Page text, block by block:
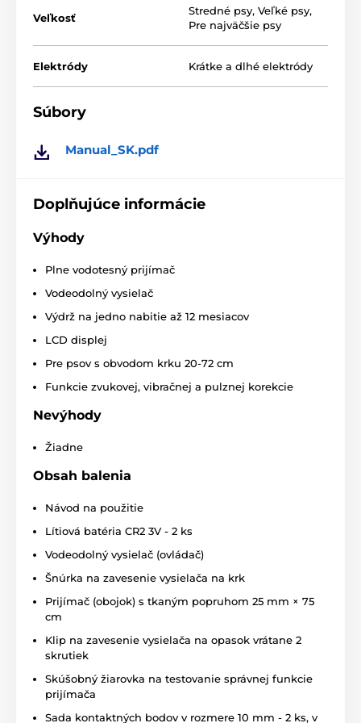
bez obáv trénovať na vzdialenosť650
. Táto vzdialenosť je dostatočná na
výcvik aj na každodenné prechádzky v lese a v teréne.
zariadenia sa vysielač a prijímač nabíjajú
S elektronickým výcvikovým obojkom D-
control Edge 650 môžete vyslať signál
psom
a privolať všetky spárované
prijímače (psy) hromadným volaním.
Displej:
D-control Edge 650 vodotesný vysielač s
signalizuje vyslanie signálu psovi.
zabraňuje náhodnému stlačeniu tlačidla vo vrecku.
diaľkovom ovládači pomocou nastaviteľného tlačidla.
Vodotesnosť:
Blato, voda, sneh? Žiadny problém!
Obojok je plnevodotesnýa neobmedzuje
Dĺžka remienka na prijímači sa dá
Veľkosť
Stredné psy, Veľké psy,
Pre najväčšie psy
Elektródy Krátke a dlhé elektródy
Súbory
Manual_SK.pdf
Doplňujúce informácie
Výhody
Plne vodotesný prijímač
Vodeodolný vysielač
Výdrž na jedno nabitie až 12 mesiacov
LCD displej
Pre psov s obvodom krku 20-72 cm
Funkcie zvukovej, vibračnej a pulznej korekcie
Nevýhody
Žiadne
Obsah balenia
Návod na použitie
Lítiová batéria CR2 3V - 2 ks
Vodeodolný vysielač (ovládač)
Šnúrka na zavesenie vysielača na krk
Prijímač (obojok) s tkaným popruhom 25 mm × 75
cm
Klip na zavesenie vysielača na opasok vrátane 2
skrutiek
Skúšobný žiarovka na testovanie správnej funkcie
prijímača
Sada kontaktných bodov v rozmere 10 mm - 2 ks, v